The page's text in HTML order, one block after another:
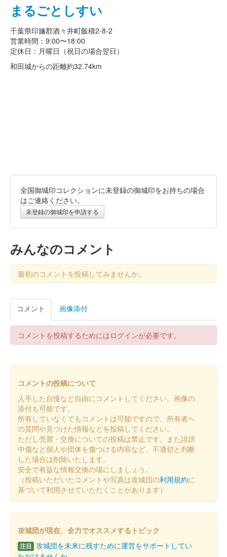
まるごとしすい
千葉県印旛郡酒々井町飯積2-8-2
営業時間：9:00〜18:00
定休日：月曜日（祝日の場合翌日）
和田城からの距離約32.74km
全国御城印コレクションに未登録の御城印をお持ちの場合
はご連絡ください。
未登録の御城印を申請する
みんなのコメント
最初のコメントを投稿してみませんか。
コメント 画像添付
コメントを投稿するためにはログインが必要です。
コメントの投稿について
入手した自慢など自由にコメントしてください。画像の
添付も可能です。
所有していなくてもコメントは可能ですので、所有者へ
の質問や見つけた情報などを投稿してください。
ただし売買・交換についての投稿は禁止です。また誹謗
中傷など個人や団体を傷つける内容など、不適切と判断
した場合は削除いたします。
安全で有益な情報交換の場にしましょう。
（投稿いただいたコメントや写真は攻城団の利用規約に
基づいて利用させていただくことがあります）
攻城団が現在、全力でオススメするトピック
注目 攻城団を未来に残すために運営をサポートしてい